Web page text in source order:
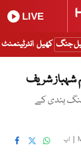
LIVE
جنگ کھیل انٹرٹینمنٹ
شہباز شریف
بندی کے
| اپ